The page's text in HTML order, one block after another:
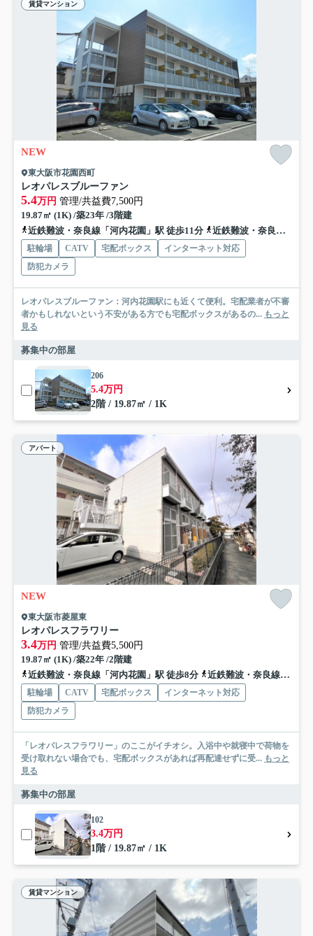
賃貸マンション
NEW
東大阪市花園西町
レオパレスブルーファン
5.4万円 管理/共益費7,500円
19.87㎡ (1K) /築23年 /3階建
近鉄難波・奈良線「河内花園」駅 徒歩11分
近鉄難波・奈良線「若江岩田」駅 徒歩15分
駐輪場 CATV 宅配ボックス
インターネット対応
防犯カメラ
レオパレスブルーファン：河内花園駅にも近くて便利。宅配業者が不審
者かもしれないという不安がある方でも宅配ボックスがあるの... もっと
見る
募集中の部屋
206
5.4万円
2階 / 19.87㎡ / 1K
アパート
NEW
東大阪市菱屋東
レオパレスフラワリー
3.4万円 管理/共益費5,500円
19.87㎡ (1K) /築22年 /2階建
近鉄難波・奈良線「河内花園」駅 徒歩8分
近鉄難波・奈良線「若江岩田」駅 徒歩10分
駐輪場 CATV 宅配ボックス
インターネット対応
防犯カメラ
「レオパレスフラワリー」のここがイチオシ。入浴中や就寝中で荷物を
受け取れない場合でも、宅配ボックスがあれば再配達せずに受... もっと
見る
募集中の部屋
102
3.4万円
1階 / 19.87㎡ / 1K
賃貸マンション